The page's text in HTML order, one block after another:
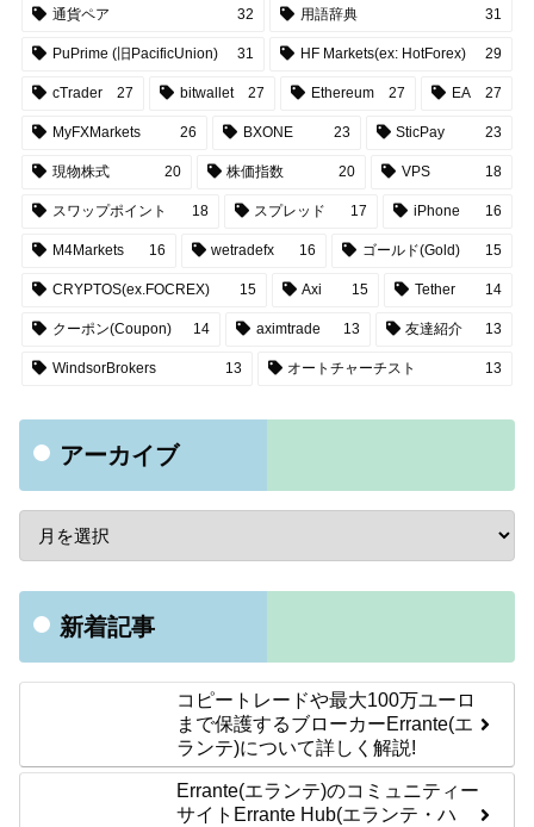
通貨ペア 32 用語辞典 31
PuPrime (旧PacificUnion) 31 HF Markets(ex: HotForex) 29
cTrader 27 bitwallet 27 Ethereum 27 EA 27
MyFXMarkets 26 BXONE 23 SticPay 23
現物株式 20 株価指数 20 VPS 18
スワップポイント 18 スプレッド 17 iPhone 16
M4Markets 16 wetradefx 16 ゴールド(Gold) 15
CRYPTOS(ex.FOCREX) 15 Axi 15 Tether 14
クーポン(Coupon) 14 aximtrade 13 友達紹介 13
WindsorBrokers 13 オートチャーチスト 13
アーカイブ
新着記事
コピートレードや最大100万ユーロ
まで保護するブローカーErrante(エ
ランテ)について詳しく解説!
Errante(エランテ)のコミュニティー
サイトErrante Hub(エランテ・ハ